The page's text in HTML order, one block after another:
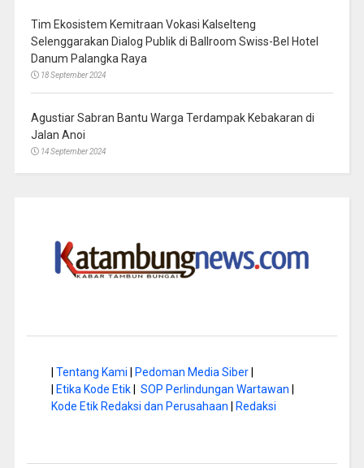
Tim Ekosistem Kemitraan Vokasi Kalselteng
Selenggarakan Dialog Publik di Ballroom Swiss-Bel Hotel
Danum Palangka Raya
18 September 2024
Agustiar Sabran Bantu Warga Terdampak Kebakaran di
Jalan Anoi
14 September 2024
Tentang Kami Pedoman Media Siber|
Etika Kode Etik| SOP Perlindungan Wartawan
Kode Etik Redaksi dan Perusahaan
Redaksi